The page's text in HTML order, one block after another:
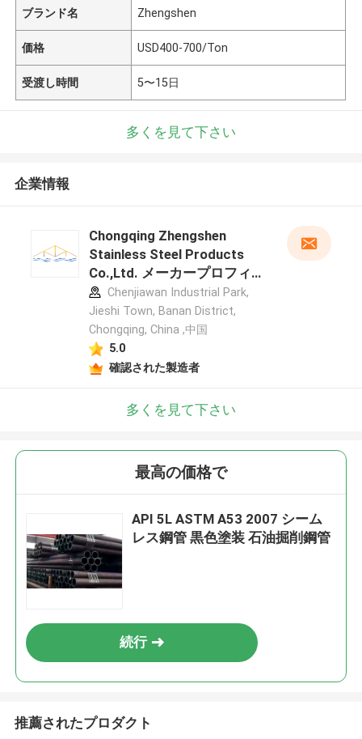
ブランド名 Zhengshen
価格 USD400-700/Ton
受渡し時間 5〜15日
多くを見て下さい
企業情報
Chongqing Zhengshen
Stainless Steel Products
Co.,Ltd. メーカープロフィー
ル Chenjiawan Industrial Park,
Jieshi Town, Banan District,
Chongqing, China ,中国
5.0
確認された製造者
多くを見て下さい
最高の価格で
API 5L ASTM A53 2007 シーム
レス鋼管 黒色塗装 石油掘削鋼管
続行
推薦されたプロダクト